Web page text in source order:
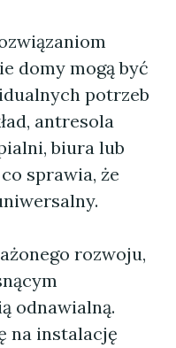
domy mogą być
potrzeb
antresola
biura lub
sprawia, że
rozwoju,
odnawialną.
na instalację